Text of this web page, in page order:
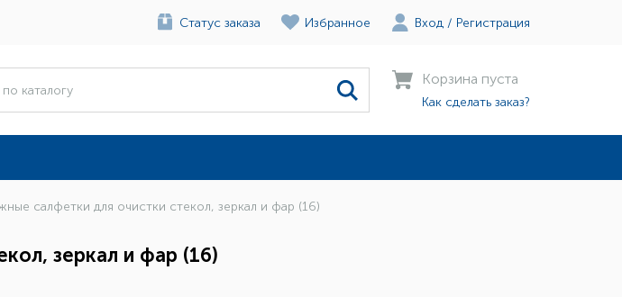
Статус заказа Избранное Вход / Регистрация
Корзина пуста
Как сделать заказ?
салфетки для очистки стекол, зеркал и фар (16)
зеркал и фар (16)